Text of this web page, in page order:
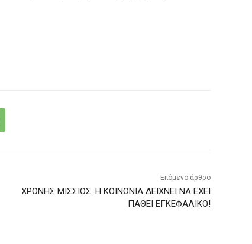
Επόμενο άρθρο
XΡΟΝΗΣ ΜΙΣΣΙΟΣ: H ΚΟΙΝΩΝΙΑ ΔΕΙΧΝΕΙ ΝΑ ΕΧΕΙ
ΠΑΘΕΙ ΕΓΚΕΦΑΛΙΚΟ!